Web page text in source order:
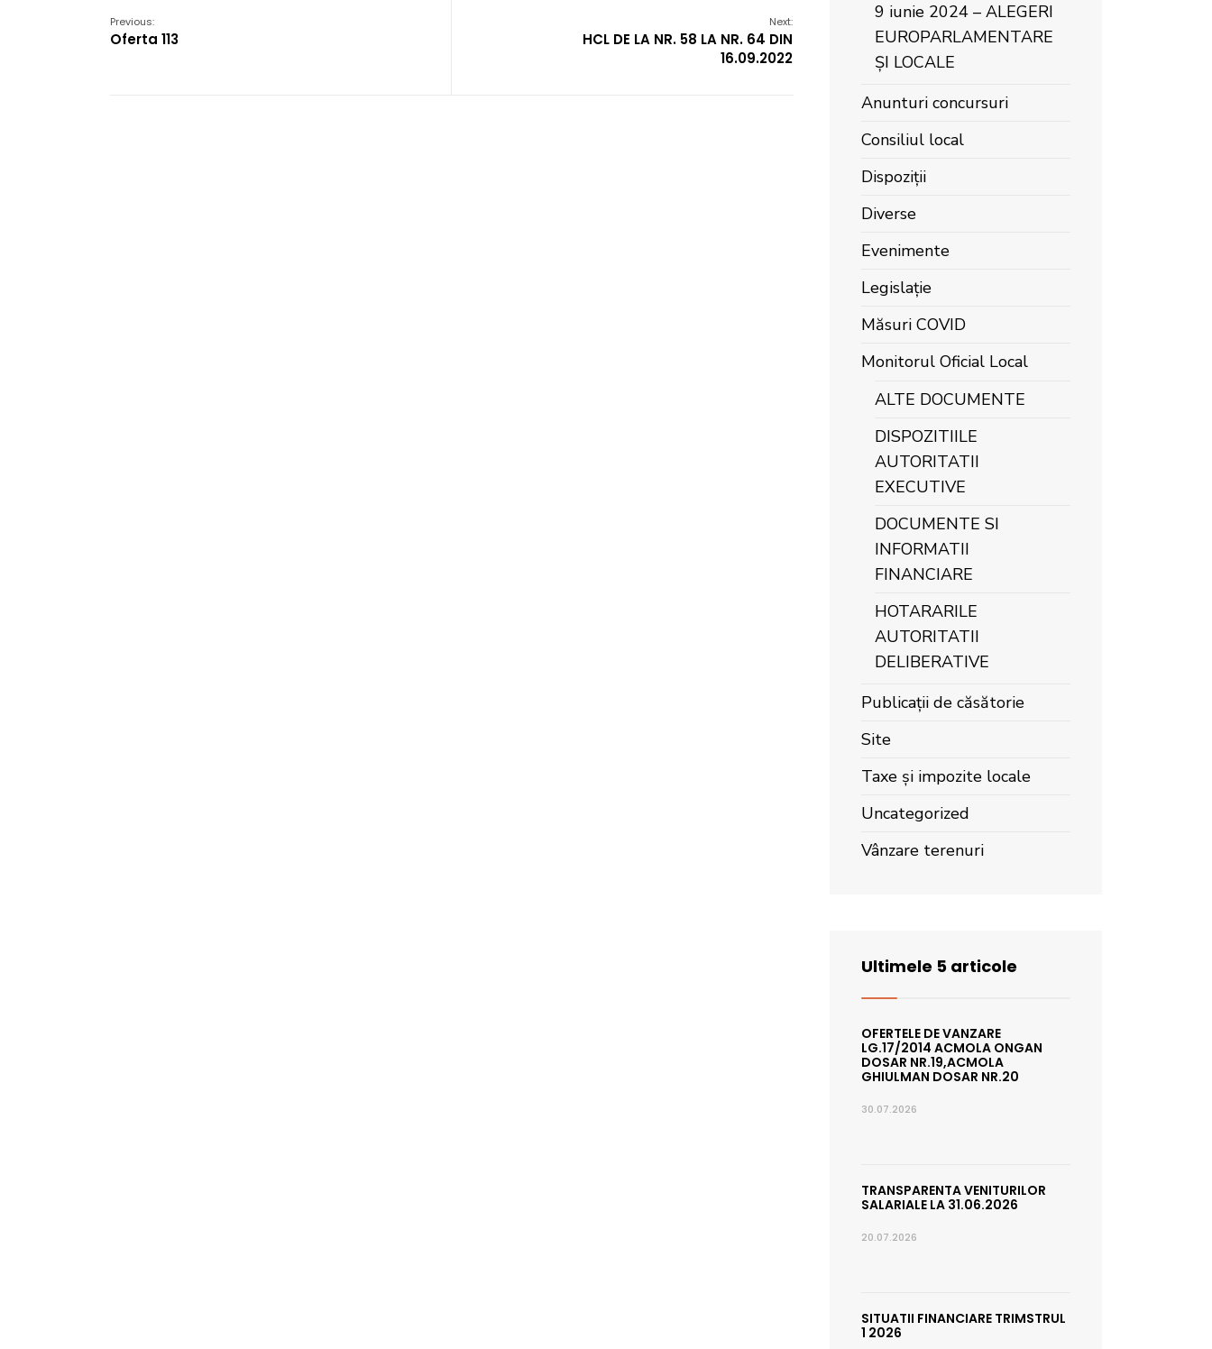
Previous:
Oferta 113
Next:
HCL DE LA NR. 58 LA NR. 64 DIN
16.09.2022
9 iunie 2024 – ALEGERI
EUROPARLAMENTARE
ȘI LOCALE
Anunturi concursuri
Consiliul local
Dispoziții
Diverse
Evenimente
Legislație
Măsuri COVID
Monitorul Oficial Local
ALTE DOCUMENTE
DISPOZITIILE
AUTORITATII
EXECUTIVE
DOCUMENTE SI
INFORMATII
FINANCIARE
HOTARARILE
AUTORITATII
DELIBERATIVE
Publicații de căsătorie
Site
Taxe și impozite locale
Uncategorized
Vânzare terenuri
Ultimele 5 articole
OFERTELE DE VANZARE
LG.17/2014 ACMOLA ONGAN
DOSAR NR.19,ACMOLA
GHIULMAN DOSAR NR.20
30.07.2026
TRANSPARENTA VENITURILOR
SALARIALE LA 31.06.2026
20.07.2026
SITUATII FINANCIARE TRIMSTRUL
1 2026